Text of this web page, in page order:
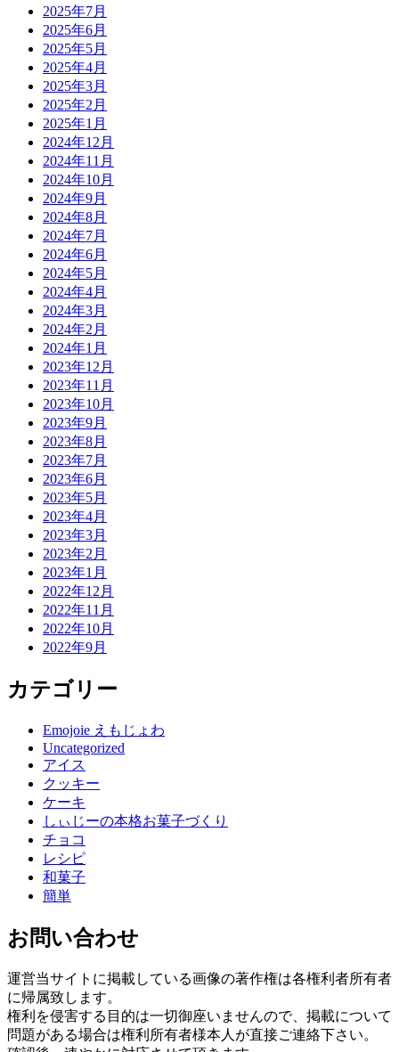
2025年7月
2025年6月
2025年5月
2025年4月
2025年3月
2025年2月
2025年1月
2024年12月
2024年11月
2024年10月
2024年9月
2024年8月
2024年7月
2024年6月
2024年5月
2024年4月
2024年3月
2024年2月
2024年1月
2023年12月
2023年11月
2023年10月
2023年9月
2023年8月
2023年7月
2023年6月
2023年5月
2023年4月
2023年3月
2023年2月
2023年1月
2022年12月
2022年11月
2022年10月
2022年9月
カテゴリー
Emojoie えもじょわ
Uncategorized
アイス
クッキー
ケーキ
しぃじーの本格お菓子づくり
チョコ
レシピ
和菓子
簡単
お問い合わせ
運営当サイトに掲載している画像の著作権は各権利者所有者
に帰属致します。
権利を侵害する目的は一切御座いませんので、掲載について
問題がある場合は権利所有者様本人が直接ご連絡下さい。